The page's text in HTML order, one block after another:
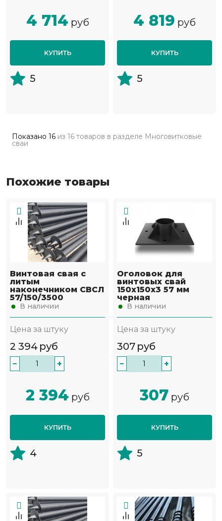
4 714 руб
КУПИТЬ
5
4 819 руб
КУПИТЬ
5
Показано 16 из 16 товаров в разделе Многовитковые
сваи
Похожие товары
Винтовая свая с
литым
наконечником СВСЛ
57/150/3500
В наличии
Цена за штуку
2 394 руб
− +
2 394 руб
КУПИТЬ
4
Оголовок для
винтовых свай
150х150х3 57 мм
черная
В наличии
Цена за штуку
307 руб
− +
307 руб
КУПИТЬ
5